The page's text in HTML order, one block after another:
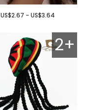
US$2.67 - US$3.64
2+